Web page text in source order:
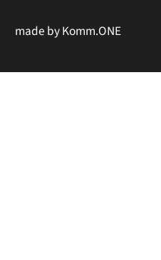
made byKomm.ONE